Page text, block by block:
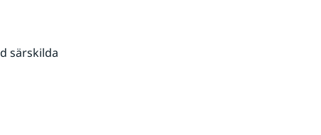
särskilda